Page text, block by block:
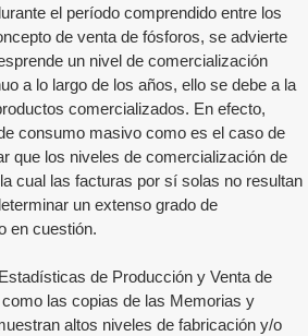
el período comprendido entre los
de venta de fósforos, se advierte
un nivel de comercialización
a lo largo de los años, ello se debe a la
comercializados. En efecto,
consumo masivo como es el caso de
que los niveles de comercialización de
cual las facturas por sí solas no resultan
un extenso grado de
en cuestión.
de Producción y Venta de
las copias de las Memorias y
altos niveles de fabricación y/o